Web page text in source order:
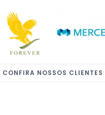
CONFIRA NOSSOS CLIENTES